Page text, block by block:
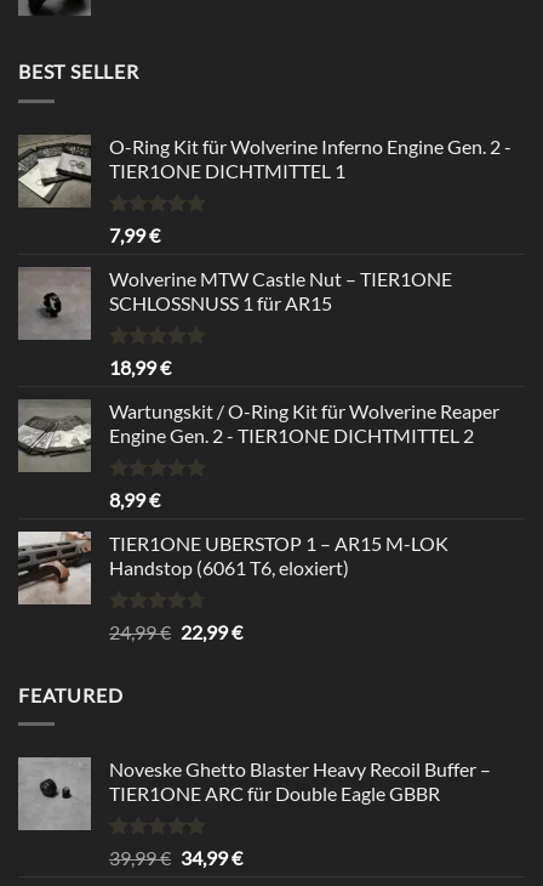
BEST SELLER
O-Ring Kit für Wolverine Inferno Engine Gen. 2 -
TIER1ONE DICHTMITTEL 1
Rated
out of 5
7,99€
Wolverine MTW Castle Nut – TIER1ONE
SCHLOSSNUSS 1 für AR15
Rated5.00
out of 5
18,99€
Wartungskit / O-Ring Kit für Wolverine Reaper
Engine Gen. 2 - TIER1ONE DICHTMITTEL 2
Rated
out of 5
8,99€
TIER1ONE UBERSTOP 1 – AR15 M-LOK
Handstop (6061 T6, eloxiert)
Rated4.67
out of 5
24,99€ Original
22,99€Current
FEATURED
Noveske Ghetto Blaster Heavy Recoil Buffer –
TIER1ONE ARC für Double Eagle GBBR
Rated5.00
out of 5
39,99€ Original
34,99€Current